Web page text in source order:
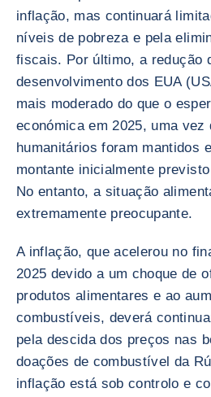
inflação, mas continuará
níveis de pobreza e pela
fiscais. Por último, a redução
desenvolvimento dos EUA
mais moderado do que o
económica em 2025, uma vez
humanitários foram mantidos
montante inicialmente
No entanto, a situação
extremamente preocupante.
A inflação, que acelerou no
2025 devido a um choque de
produtos alimentares e ao
combustíveis, deverá
pela descida dos preços nas
doações de combustível da
inflação está sob controlo e